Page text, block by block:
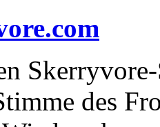
des